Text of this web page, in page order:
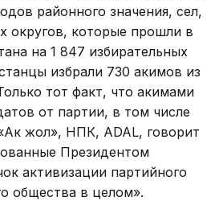
районного значения, сел,
округов, которые прошли в
на 1 847 избирательных
избрали 730 акимов из
тот факт, что акимами
от партии, в том числе
жол», НПК, АDAL, говорит
Президентом
активизации партийного
общества в целом».